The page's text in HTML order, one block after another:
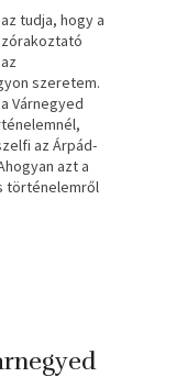
tudja, hogy a
szeretem.
Várnegyed
az Árpád-
azt a
történelemről